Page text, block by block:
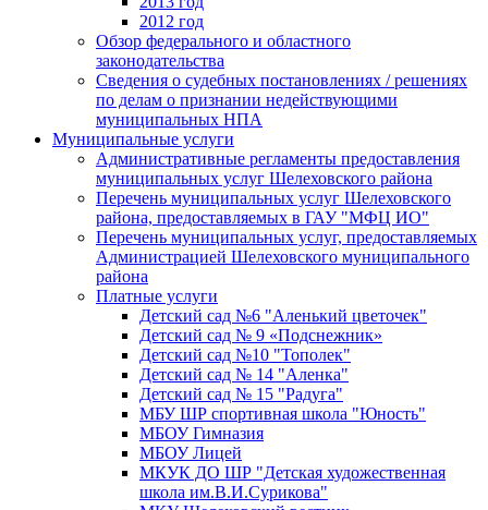
2012 год
Обзор федерального и областного
законодательства
Сведения о судебных постановлениях / решениях
по делам о признании недействующими
муниципальных НПА
Муниципальные услуги
Административные регламенты предоставления
муниципальных услуг Шелеховского района
Перечень муниципальных услуг Шелеховского
района, предоставляемых в ГАУ "МФЦ ИО"
Перечень муниципальных услуг, предоставляемых
Администрацией Шелеховского муниципального
района
Платные услуги
Детский сад №6 "Аленький цветочек"
Детский сад № 9 «Подснежник»
Детский сад №10 "Тополек"
Детский сад № 14 "Аленка"
Детский сад № 15 "Радуга"
МБУ ШР спортивная школа "Юность"
МБОУ Гимназия
МБОУ Лицей
МКУК ДО ШР "Детская художественная
школа им.В.И.Сурикова"